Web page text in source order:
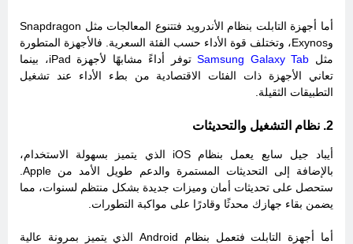
أما أجهزة التابلت بنظام الأندرويد فتتنوع المعالجات مثل Snapdragon
وExynos، وتختلف قوة الأداء حسب الفئة السعرية. فالأجهزة المتطورة
مثل Samsung Galaxy Tab
توفر أداءً مشابهًا لأجهزة iPad، بينما
تعاني الأجهزة ذات الفئات الاقتصادية من بطء الأداء عند تشغيل
التطبيقات الثقيلة.
2. نظام التشغيل والتحديثات
أيباد جيل سابع يعمل بنظام iOS
الذي يتميز بسهولة الاستخدام،
ستحصل على تحديثات أمان وميزات جديدة بشكل منتظم لسنوات، مما
يضمن بقاء جهازك محدثًا وقادرًا على مواكبة التطورات.
أما أجهزة التابلت فتعمل بنظام Android
الذي يتميز بمرونة عالية